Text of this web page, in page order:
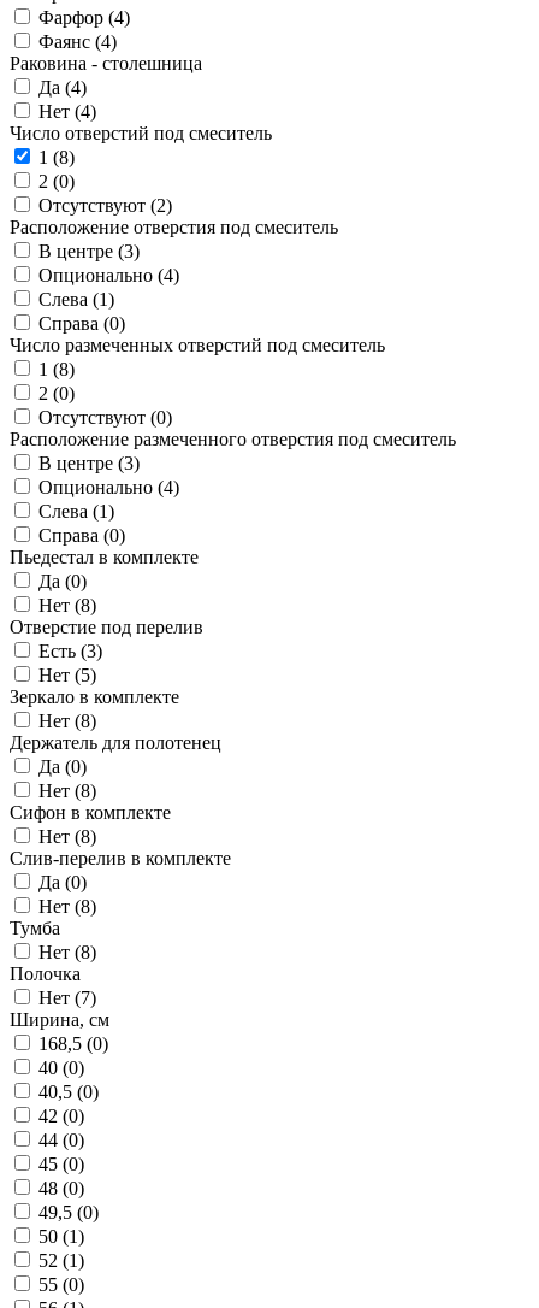
Фарфор (4)
Фаянс (4)
Раковина - столешница
Да (4)
Нет (4)
Число отверстий под смеситель
1 (8)
2 (0)
Отсутствуют (2)
Расположение отверстия под смеситель
В центре (3)
Опционально (4)
Слева (1)
Справа (0)
Число размеченных отверстий под смеситель
1 (8)
2 (0)
Отсутствуют (0)
Расположение размеченного отверстия под смеситель
В центре (3)
Опционально (4)
Слева (1)
Справа (0)
Пьедестал в комплекте
Да (0)
Нет (8)
Отверстие под перелив
Есть (3)
Нет (5)
Зеркало в комплекте
Нет (8)
Держатель для полотенец
Да (0)
Нет (8)
Сифон в комплекте
Нет (8)
Слив-перелив в комплекте
Да (0)
Нет (8)
Тумба
Нет (8)
Полочка
Нет (7)
Ширина, см
168,5 (0)
40 (0)
40,5 (0)
42 (0)
44 (0)
45 (0)
48 (0)
49,5 (0)
50 (1)
52 (1)
55 (0)